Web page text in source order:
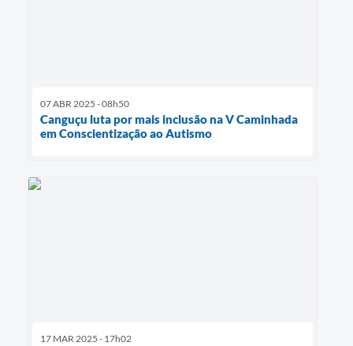
07 ABR 2025 - 08h50
Canguçu luta por mais inclusão na V Caminhada
em Conscientização ao Autismo
17 MAR 2025 - 17h02